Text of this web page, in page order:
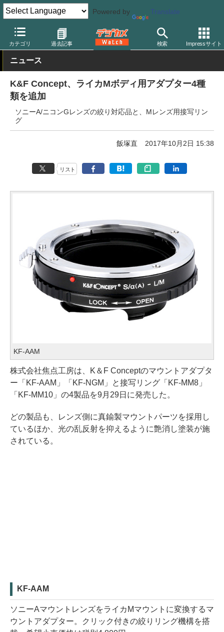
Powered by Translate
カテゴリ 過去記事 検索 Impressサイト
デジカメ Watch レンズ マウントアダプター その他
ニュース
K&F Concept、ライカMボディ用アダプター4種
類を追加
ソニーA/ニコンGレンズの絞り対応品と、Mレンズ用接写リン
グ
飯塚直 2017年10月2日 15:38
リスト
KF-AAM
株式会社焦点工房は、K＆F Conceptのマウントアダプタ
ー「KF-AAM」「KF-NGM」と接写リング「KF-MM8」
「KF-MM10」の4製品を9月29日に発売した。
どの製品も、レンズ側に真鍮製マウントパーツを採用し
ているほか、光の乱反射を抑えるように艶消し塗装が施
されている。
KF-AAM
ソニーAマウントレンズをライカMマウントに変換するマ
ウントアダプター。クリック付きの絞りリング機構を搭